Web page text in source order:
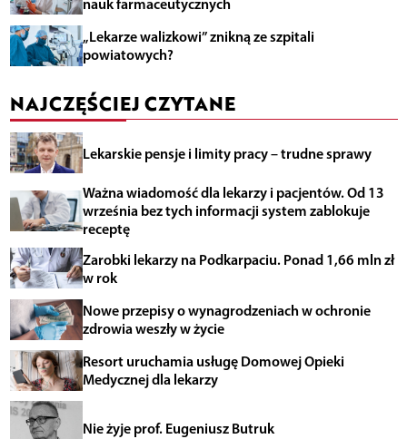
„Lekarze walizkowi” znikną ze szpitali
powiatowych?
NAJCZĘŚCIEJ CZYTANE
Lekarskie pensje i limity pracy – trudne sprawy
Ważna wiadomość dla lekarzy i pacjentów. Od 13
września bez tych informacji system zablokuje
receptę
Zarobki lekarzy na Podkarpaciu. Ponad 1,66 mln zł
w rok
Nowe przepisy o wynagrodzeniach w ochronie
zdrowia weszły w życie
Resort uruchamia usługę Domowej Opieki
Medycznej dla lekarzy
Nie żyje prof. Eugeniusz Butruk